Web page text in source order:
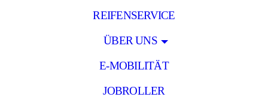
REIFENSERVICE
ÜBER UNS
E-MOBILITÄT
JOBROLLER